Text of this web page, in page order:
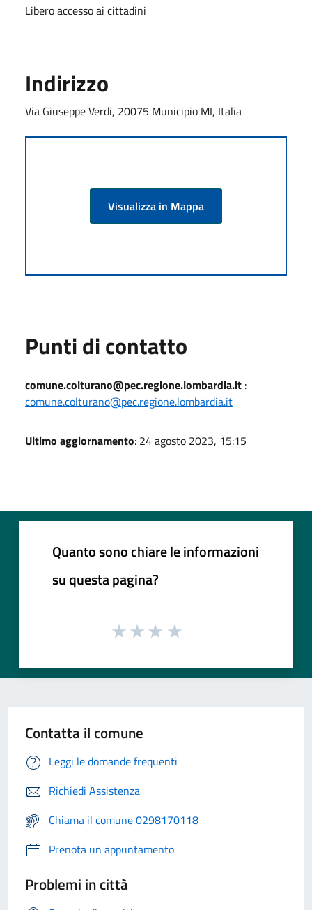
Libero accesso ai cittadini
Indirizzo
Via Giuseppe Verdi, 20075 Municipio MI, Italia
Visualizza in Mappa
Punti di contatto
comune.colturano@pec.regione.lombardia.it :
comune.colturano@pec.regione.lombardia.it
Ultimo aggiornamento: 24 agosto 2023, 15:15
Quanto sono chiare le informazioni
su questa pagina?
Contatta il comune
Leggi le domande frequenti
Richiedi Assistenza
Chiama il comune 0298170118
Prenota un appuntamento
Problemi in città